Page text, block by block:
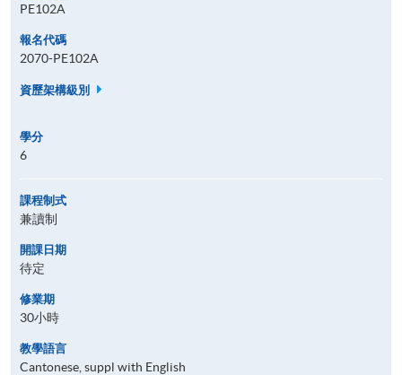
PE102A
報名代碼
2070-PE102A
資歷架構級別
學分
6
課程制式
兼讀制
開課日期
待定
修業期
30小時
教學語言
Cantonese, suppl with English